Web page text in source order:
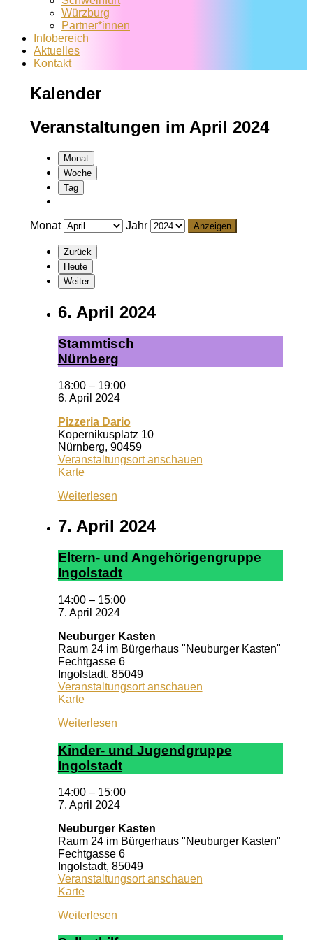
Würzburg
Partner*innen
Infobereich
Aktuelles
Kontakt
Kalender
Veranstaltungen im April 2024
Monat
Woche
Tag
Monat Jahr
Zurück
Heute
Weiter
6. April 2024
Stamm­tisch
Nürn­berg
18:00 – 19:00
6. April 2024
Pizzeria Dario
Kopernikusplatz 10
Nürnberg, 90459
Veranstaltungsort anschauen
KartePizzeria
Weiterlesen
7. April 2024
El­tern- und An­ge­hör­ig­en­grup­pe
In­gol­stadt
14:00 – 15:00
7. April 2024
Neuburger Kasten
Raum 24 im Bürgerhaus "Neuburger Kasten"
Fechtgasse 6
Ingolstadt, 85049
Veranstaltungsort anschauen
KarteNeuburger
Weiterlesen
Kin­der- und Ju­gend­grup­pe
In­gol­stadt
14:00 – 15:00
7. April 2024
Neuburger Kasten
Raum 24 im Bürgerhaus "Neuburger Kasten"
Fechtgasse 6
Ingolstadt, 85049
Veranstaltungsort anschauen
KarteNeuburger
Weiterlesen